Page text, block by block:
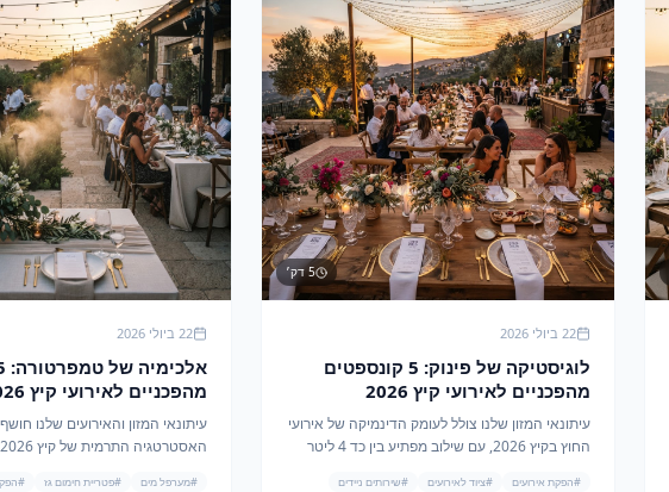
5דק׳
22 ביולי 2026
לוגיסטיקה של פינוק: 5 קונספטים
מהפכניים לאירועי קיץ 2026
המשלבים עוצמת ערבול ותשתית
יוקרה
עיתונאי המזון שלנו צולל לעומק הדינמיקה של אירועי
החוץ בקיץ 2026, עם שילוב מפתיע בין כד 4 ליטר
#הפקת אירועים #ציוד לאירועים #שירותים ניידים
22 ביולי 2026
מהפכניים
המשלבים חום, קור וערפל
עיתונאי המזון והאירועים שלנו
#מערפל מים #פטריית חימום גז #